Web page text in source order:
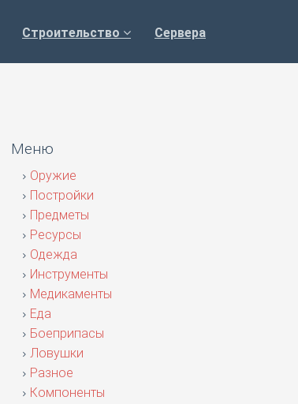
Строительство Сервера
Меню
Оружие
Постройки
Предметы
Ресурсы
Одежда
Инструменты
Медикаменты
Еда
Боеприпасы
Ловушки
Разное
Компоненты